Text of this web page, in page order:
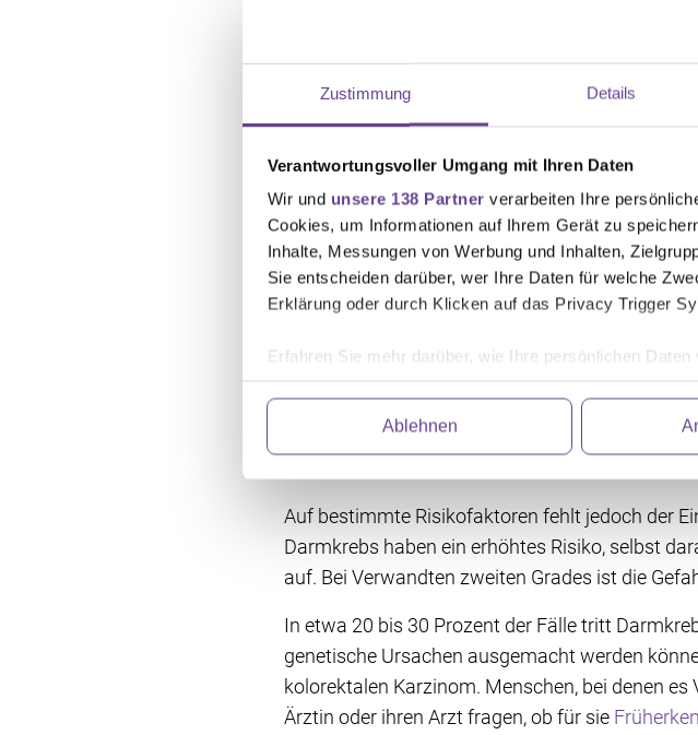
Zustimmung Details
Verantwortungsvoller Umgang mit Ihren Daten
Wir und unsere 138 Partner verarbeiten Ihre
Cookies, um Informationen auf Ihrem Gerät zu
Inhalte, Messungen von Werbung und Inhalten,
Sie entscheiden darüber, wer Ihre Daten für welche
Erklärung oder durch Klicken auf das Privacy Trigger
Erfahren Sie mehr darüber, wie Ihre persönlichen
Wir verwenden Dienste von Drittanbietern, die
abrufen. Anschließend verarbeiten wir die
Einwilligung können Sie mit Wirkung für die Zukunft
klicken. Weitere Informationen finden Sie in unserer
Ablehnen
Gesunde Ernährung
Die Ernährung spielt bei Darmkrebs eine
für ein kolorektales Karzinom zu senken.
mit 30 Gramm Ballaststoffen pro Tag.
Wichtig ist auch, den Alkoholkonsum
Mengen zu konsumieren. Denn sowohl Alkohol
Darmkrebsrisiko, während Ballaststoffe es zu
(Vollkorn-)Getreideprodukten oder
Generell raten Fachleute dazu, die allgemeinen
Familiärer Darmkrebs: Gene
Auf bestimmte Risikofaktoren fehlt jedoch der
Darmkrebs haben ein erhöhtes Risiko, selbst
auf. Bei Verwandten zweiten Grades ist die
In etwa 20 bis 30 Prozent der Fälle tritt
genetische Ursachen ausgemacht werden
kolorektalen Karzinom. Menschen, bei denen
Ärztin oder ihren Arzt fragen, ob für sie